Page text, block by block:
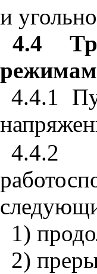
и
4.4
режимам
4.4.1
4.4.2
1)
2)